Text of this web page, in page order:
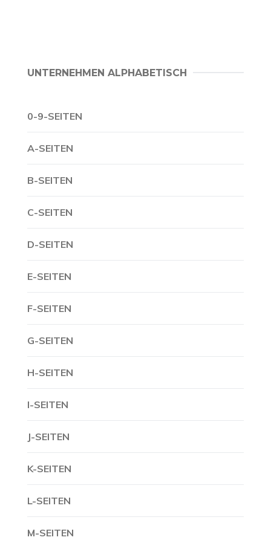
UNTERNEHMEN ALPHABETISCH
0-9-SEITEN
A-SEITEN
B-SEITEN
C-SEITEN
D-SEITEN
E-SEITEN
F-SEITEN
G-SEITEN
H-SEITEN
I-SEITEN
J-SEITEN
K-SEITEN
L-SEITEN
M-SEITEN